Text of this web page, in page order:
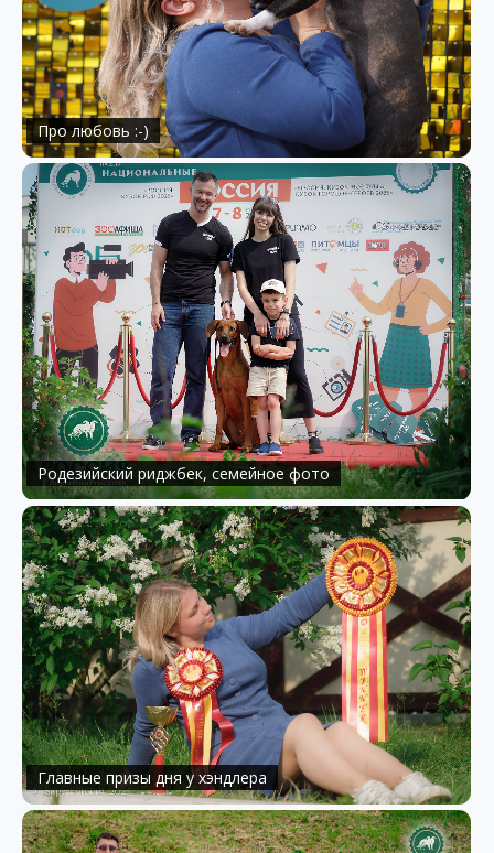
Про любовь :-)
Родезийский риджбек, семейное фото
Главные призы дня у хэндлера